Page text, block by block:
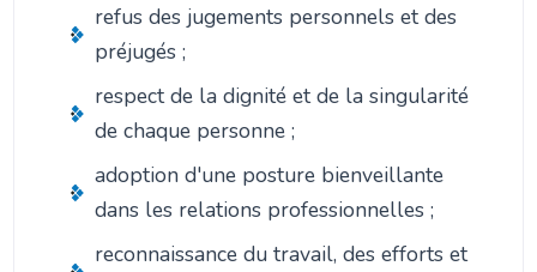
refus des jugements personnels et des
préjugés ;
respect de la dignité et de la singularité
de chaque personne ;
adoption d'une posture bienveillante
dans les relations professionnelles ;
reconnaissance du travail, des efforts et